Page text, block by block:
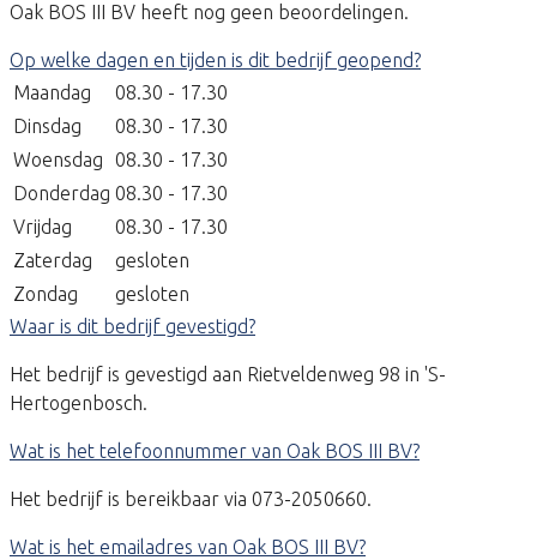
Oak BOS III BV heeft nog geen beoordelingen.
Op welke dagen en tijden is dit bedrijf geopend?
Maandag
08.30 - 17.30
Dinsdag
08.30 - 17.30
Woensdag
08.30 - 17.30
Donderdag 08.30 - 17.30
Vrijdag
08.30 - 17.30
Zaterdag
gesloten
Zondag
gesloten
Waar is dit bedrijf gevestigd?
Het bedrijf is gevestigd aan Rietveldenweg 98 in 'S-
Hertogenbosch.
Wat is het telefoonnummer van Oak BOS III BV?
Het bedrijf is bereikbaar via 073-2050660.
Wat is het emailadres van Oak BOS III BV?